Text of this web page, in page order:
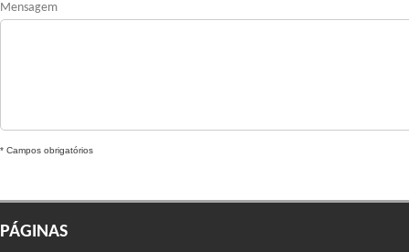
Mensagem
* Campos obrigatórios
PÁGINAS